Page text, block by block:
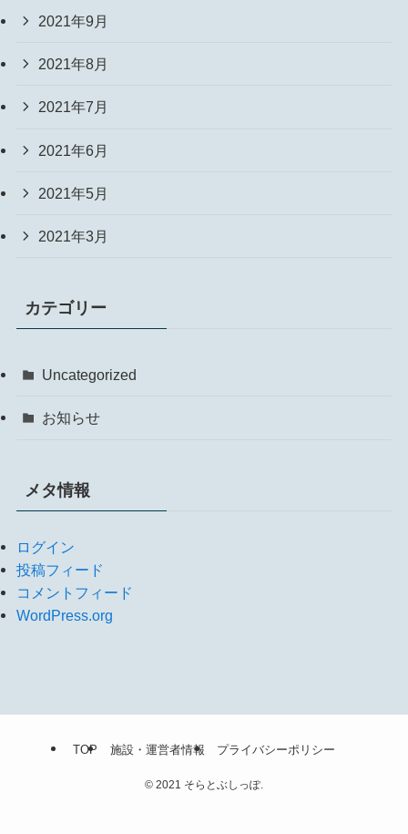
2021年9月
2021年8月
2021年7月
2021年6月
2021年5月
2021年3月
カテゴリー
Uncategorized
お知らせ
メタ情報
ログイン
投稿フィード
コメントフィード
WordPress.org
TOP 施設・運営者情報 プライバシーポリシー
© 2021 そらとぶしっぽ.